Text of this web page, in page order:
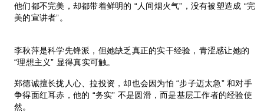
他们都不完美，却都带着鲜明的 “人间烟火气”，没有被塑造成 “完
美的宣讲者”。
李秋萍是科学先锋派，但她缺乏真正的实干经验，青涩感让她的
“理想主义” 显得真实可触。
郑德诚擅长拢人心、拉投资，却也会因为怕 “步子迈太急” 和对手
争得面红耳赤，他的 “务实” 不是圆滑，而是基层工作者的经验使
然。